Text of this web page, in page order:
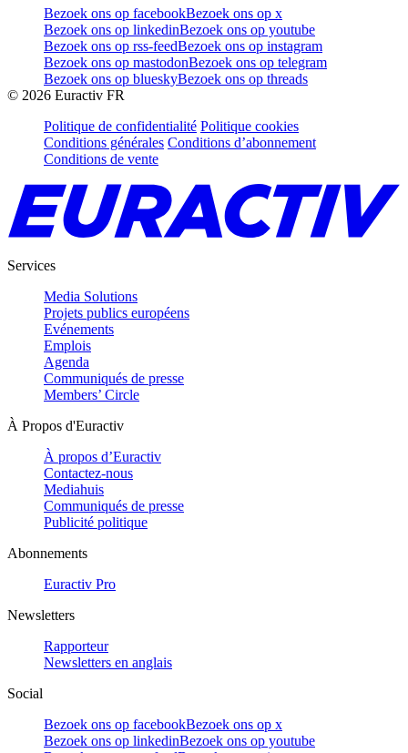
Bezoek ons op facebookBezoek ons op x
Bezoek ons op linkedinBezoek ons op youtube
Bezoek ons op rss-feedBezoek ons op instagram
Bezoek ons op mastodonBezoek ons op telegram
Bezoek ons op blueskyBezoek ons op threads
© 2026 Euractiv FR
Politique de confidentialité Politique cookies
Conditions générales Conditions d’abonnement
Conditions de vente
Services
Media Solutions
Projets publics européens
Evénements
Emplois
Agenda
Communiqués de presse
Members’ Circle
À Propos d'Euractiv
À propos d’Euractiv
Contactez-nous
Mediahuis
Communiqués de presse
Publicité politique
Abonnements
Euractiv Pro
Newsletters
Rapporteur
Newsletters en anglais
Social
Bezoek ons op facebookBezoek ons op x
Bezoek ons op linkedinBezoek ons op youtube